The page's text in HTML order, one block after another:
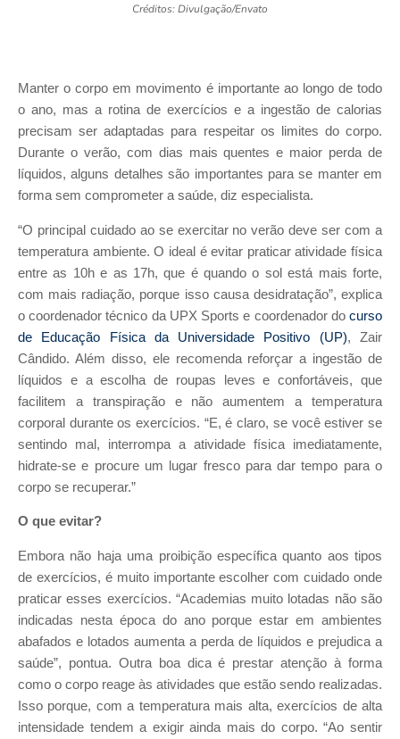
Créditos: Divulgação/Envato
Manter o corpo em movimento é importante ao longo de todo
o ano, mas a rotina de exercícios e a ingestão de calorias
precisam ser adaptadas para respeitar os limites do corpo.
Durante o verão, com dias mais quentes e maior perda de
líquidos, alguns detalhes são importantes para se manter em
forma sem comprometer a saúde, diz especialista.
“O principal cuidado ao se exercitar no verão deve ser com a
temperatura ambiente. O ideal é evitar praticar atividade física
entre as 10h e as 17h, que é quando o sol está mais forte,
com mais radiação, porque isso causa desidratação”, explica
o coordenador técnico da UPX Sports e coordenador do curso
de Educação Física da Universidade Positivo (UP), Zair
Cândido. Além disso, ele recomenda reforçar a ingestão de
líquidos e a escolha de roupas leves e confortáveis, que
facilitem a transpiração e não aumentem a temperatura
corporal durante os exercícios. “E, é claro, se você estiver se
sentindo mal, interrompa a atividade física imediatamente,
hidrate-se e procure um lugar fresco para dar tempo para o
corpo se recuperar.”
O que evitar?
Embora não haja uma proibição específica quanto aos tipos
de exercícios, é muito importante escolher com cuidado onde
praticar esses exercícios. “Academias muito lotadas não são
indicadas nesta época do ano porque estar em ambientes
abafados e lotados aumenta a perda de líquidos e prejudica a
saúde”, pontua. Outra boa dica é prestar atenção à forma
como o corpo reage às atividades que estão sendo realizadas.
Isso porque, com a temperatura mais alta, exercícios de alta
intensidade tendem a exigir ainda mais do corpo. “Ao sentir